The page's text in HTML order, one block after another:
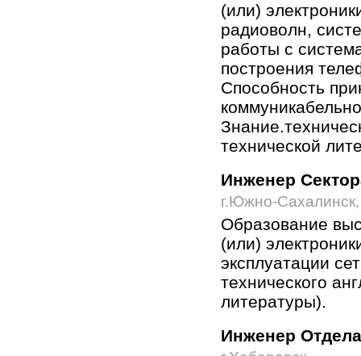
(или)
радиоволн,
работы с
построения
Способность
технической
Инженер
г.Южно-Сахалинск,
Образование
(или)
эксплуатации
технического
литературы).
Инженер